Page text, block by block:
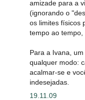
amizade para a
(ignorando o
os limites físicos
tempo ao tempo,
Para a Ivana,
qualquer modo:
acalmar-se e
indesejadas.
19.11.09